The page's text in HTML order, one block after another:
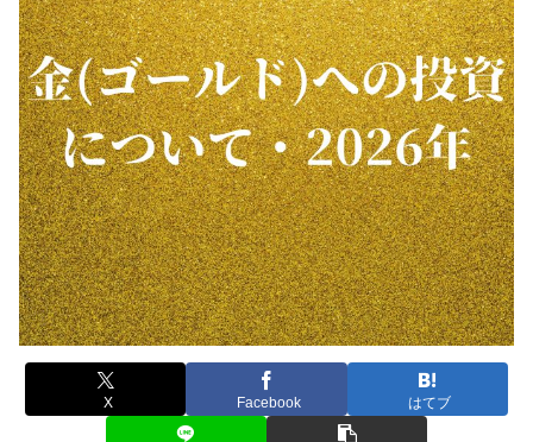
X Facebook はてブ